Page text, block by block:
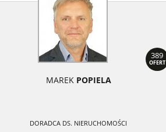
389
OFERT
MAREK POPIELA
DORADCA DS. NIERUCHOMOŚCI